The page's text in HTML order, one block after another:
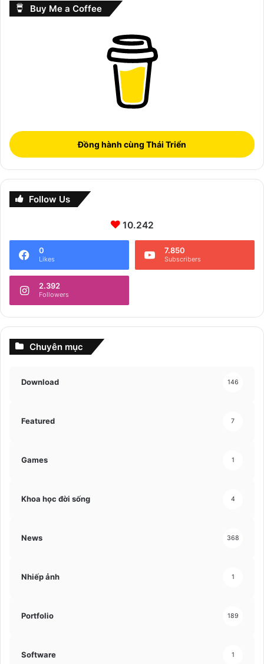
Buy Me a Coffee
Đồng hành cùng Thái Triển
Follow Us
10.242
0
Likes
7.850
Subscribers
2.392
Followers
Chuyên mục
Download 146
Featured 7
Games 1
Khoa học đời sống 4
News 368
Nhiếp ảnh 1
Portfolio 189
Software 1